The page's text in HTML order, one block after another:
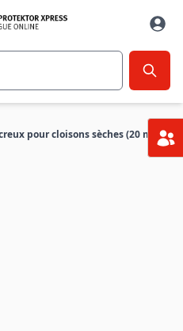
pour cloisons sèches (20 mm